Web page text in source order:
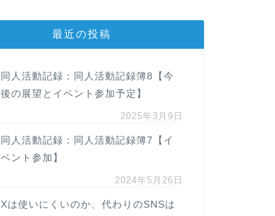
最近の投稿
同人活動記録：同人活動記録簿8【今
後の展望とイベント参加予定】
2025年3月9日
同人活動記録：同人活動記録簿7【イ
ベント参加】
2024年5月26日
Xは使いにくいのか、代わりのSNSは